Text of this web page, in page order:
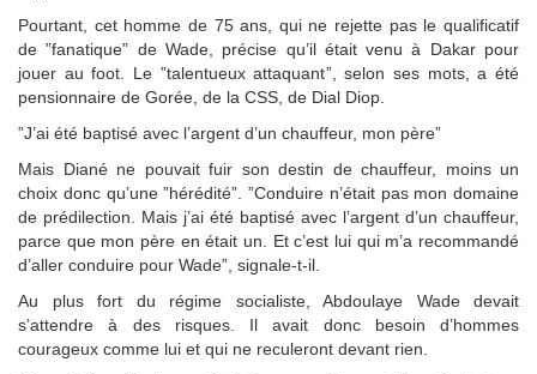
Pourtant, cet homme de 75 ans, qui ne rejette pas le qualificatif
de ”fanatique” de Wade, précise qu’il était venu à Dakar pour
jouer au foot. Le ”talentueux attaquant”, selon ses mots, a été
pensionnaire de Gorée, de la CSS, de Dial Diop.
”J’ai été baptisé avec l’argent d’un chauffeur, mon père”
Mais Diané ne pouvait fuir son destin de chauffeur, moins un
choix donc qu’une ”hérédité”. ”Conduire n’était pas mon domaine
de prédilection. Mais j’ai été baptisé avec l’argent d’un chauffeur,
parce que mon père en était un. Et c’est lui qui m’a recommandé
d’aller conduire pour Wade”, signale-t-il.
Au plus fort du régime socialiste, Abdoulaye Wade devait
s’attendre à des risques. Il avait donc besoin d’hommes
courageux comme lui et qui ne reculeront devant rien.